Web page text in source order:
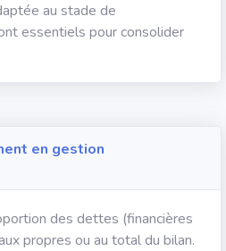
au stade de
essentiels pour consolider
en gestion
des dettes (financières
propres ou au total du bilan.